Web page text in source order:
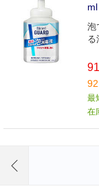
ml
泡
る
92
最
在